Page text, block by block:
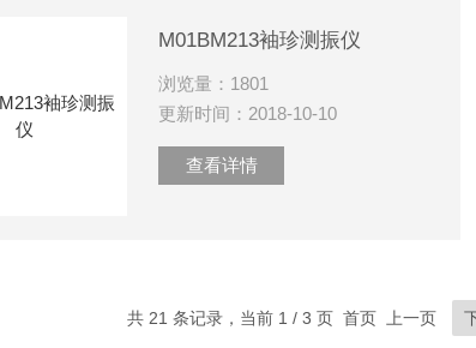
M01BM213袖珍测振仪
浏览量：1801
更新时间：2018-10-10
查看详情
共 21 条记录，当前 1 / 3 页 首页 上一页